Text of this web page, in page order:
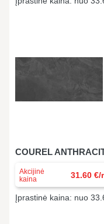
COUREL
Akcijinė
kaina
31.60 €/
Įprastinė kaina: nuo